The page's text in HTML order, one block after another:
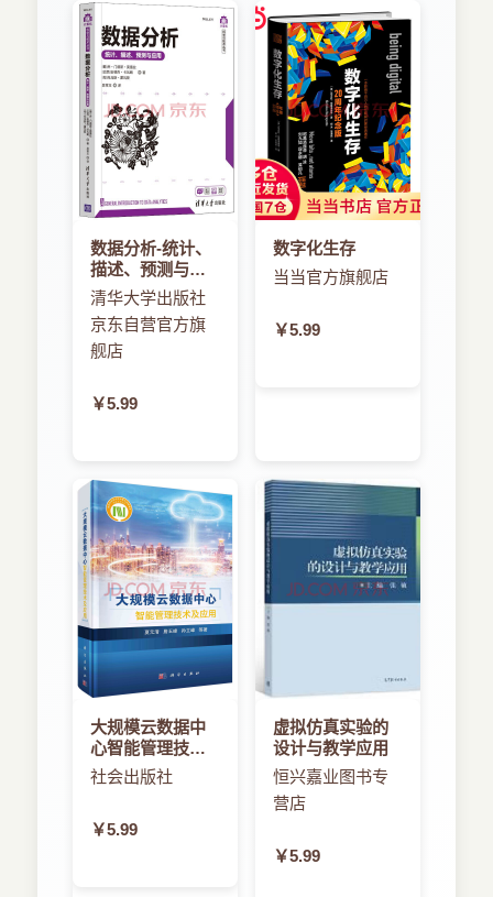
参考文献
数据分析-统计、
描述、预测与应
用
清华大学出版社
京东自营官方旗
舰店
￥5.99
数字化生存
当当官方旗舰店
￥5.99
大规模云数据中
心智能管理技术
及应用
社会出版社
￥5.99
虚拟仿真实验的
设计与教学应用
恒兴嘉业图书专
营店
￥5.99